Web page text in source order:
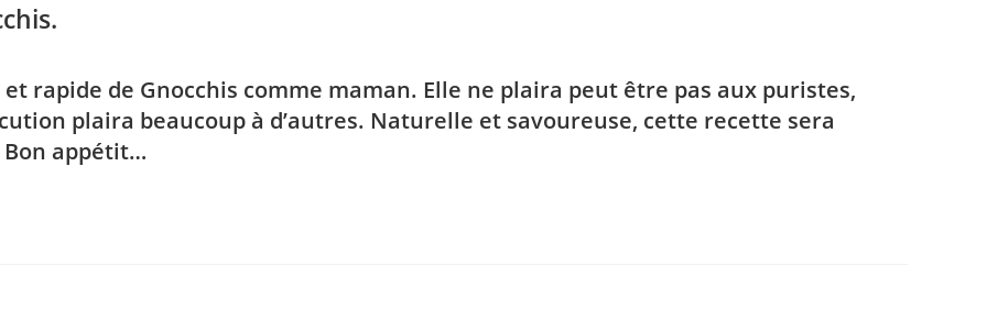
rapide de Gnocchis comme maman. Elle ne plaira peut être pas aux puristes,
plaira beaucoup à d’autres. Naturelle et savoureuse, cette recette sera
Bon appétit…